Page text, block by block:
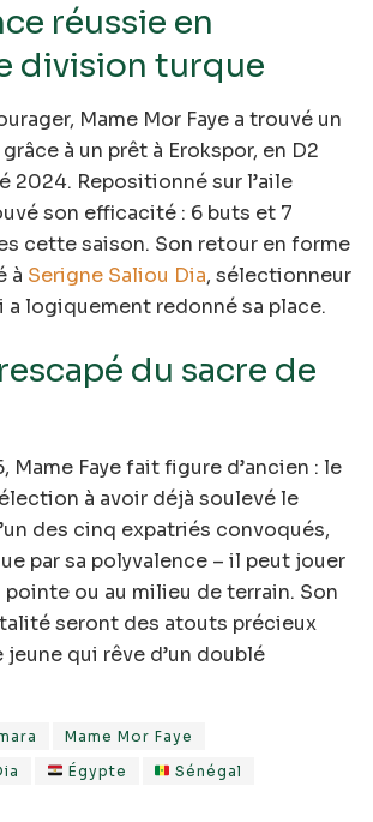
réussie en
division turque
Mame Mor Faye a trouvé un
à un prêt à Erokspor, en D2
2024. Repositionné sur l’aile
son efficacité : 6 buts et 7
cette saison. Son retour en forme
à Serigne Saliou Dia, sélectionneur
a logiquement redonné sa place.
du sacre de
Mame Faye fait figure d’ancien : le
à avoir déjà soulevé le
des cinq expatriés convoqués,
par sa polyvalence – il peut jouer
pointe ou au milieu de terrain. Son
seront des atouts précieux
jeune qui rêve d’un doublé
Mame Mor Faye
Égypte
Sénégal